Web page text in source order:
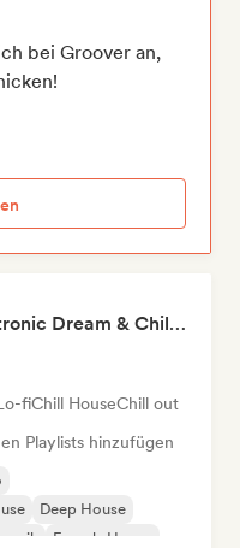
bei Groover an,
Aaron Decay (Electronic Dream & Chill Electronic Dream playlists)
fiChill HouseChill out
Playlists hinzufügen
Deep House
French-House